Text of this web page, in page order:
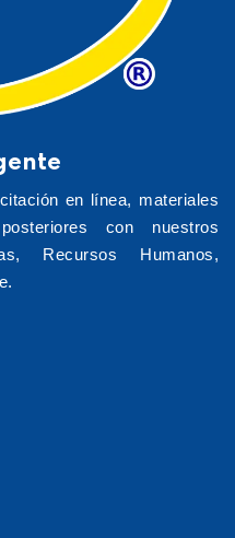
en línea, materiales
con nuestros
Recursos Humanos,